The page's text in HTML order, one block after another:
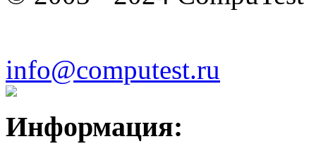
info@computest.ru
Информация: